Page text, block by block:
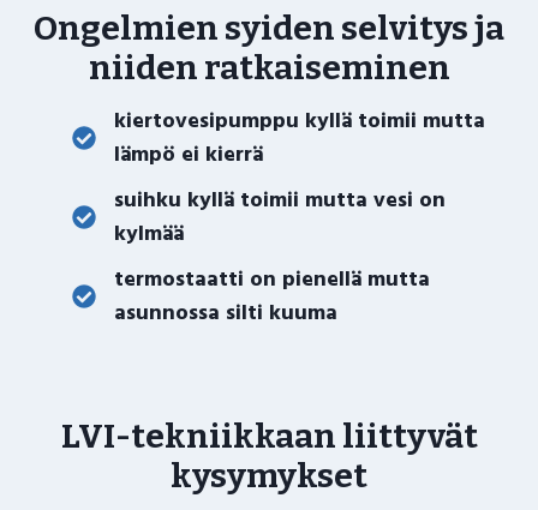
Ongelmien syiden selvitys ja
niiden ratkaiseminen
kiertovesipumppu kyllä toimii mutta
lämpö ei kierrä
suihku kyllä toimii mutta vesi on
kylmää
termostaatti on pienellä mutta
asunnossa silti kuuma
LVI-tekniikkaan liittyvät
kysymykset